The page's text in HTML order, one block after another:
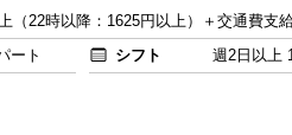
（22時以降：1625円以上）＋交通費支
ート シフト
週2日以上